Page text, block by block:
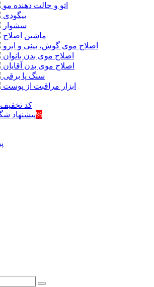
اتو و حالت دهنده مو
بیگودی
سشوار
ماشین اصلاح
اصلاح موی گوش، بینی و ابرو
اصلاح موی بدن بانوان
اصلاح موی بدن آقایان
سنگ پا برقی
ابزار مراقبت از پوست
کد تخفیف
پیشنهادتا 90%